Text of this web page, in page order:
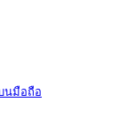
นมือถือ